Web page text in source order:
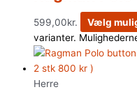
599,00kr. Vælg
varianter.
Herre